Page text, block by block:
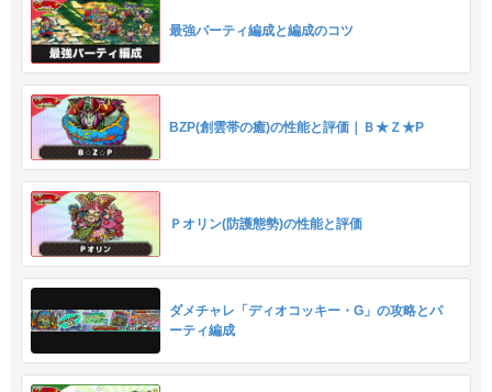
最強パーティ編成と編成のコツ
BZP(創雲帯の癒)の性能と評価｜Ｂ★Ｚ★P
Ｐオリン(防護態勢)の性能と評価
ダメチャレ「ディオコッキー・G」の攻略とパ
ーティ編成